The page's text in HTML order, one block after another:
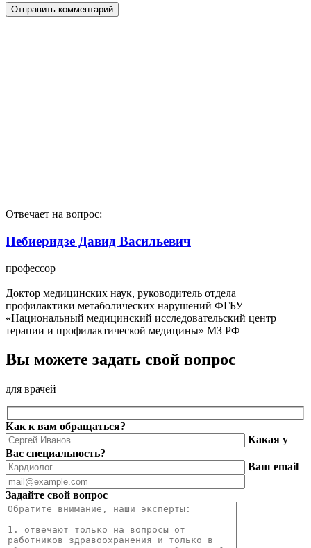
Отвечает на вопрос:
Небиеридзе Давид Васильевич
профессор
Доктор медицинских наук, руководитель отдела
профилактики метаболических нарушений ФГБУ
«Национальный медицинский исследовательский центр
терапии и профилактической медицины» МЗ РФ
Вы можете задать свой вопрос
для врачей
Как к вам обращаться?
Какая у
Вас специальность?
Ваш email
Задайте свой вопрос